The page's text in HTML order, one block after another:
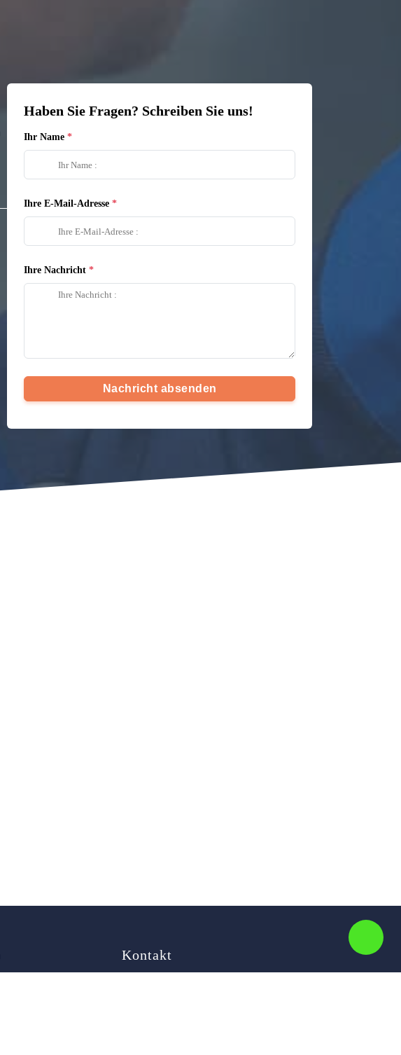
Haben Sie Fragen? Schreiben Sie uns!
Ihr Name
Ihre E-Mail-Adresse
Ihre Nachricht
Nachricht absenden
Kontakt